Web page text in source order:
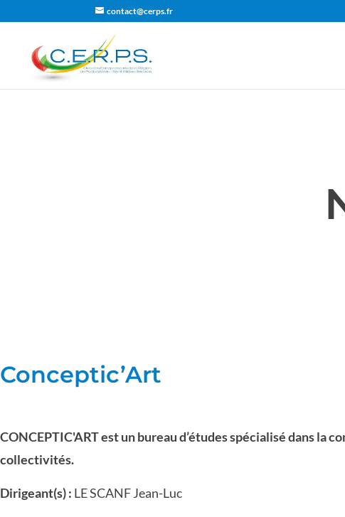
contact@cerps.fr
Conceptic’Art
CONCEPTIC'ART est un bureau d’études spécialisé dans la
collectivités.
Dirigeant(s) : LE SCANF Jean-Luc